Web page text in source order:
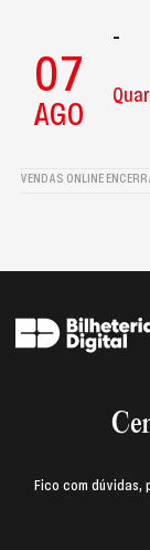
07
AGO
-
VENDAS ONLINE
Fico com dúvidas,